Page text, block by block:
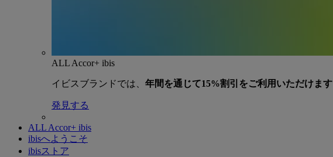
ALL Accor+ ibis
イビスブランドでは、 年間を通じて15%割引をご利用いただけます
発見する
ALL Accor+ ibis
ibisへようこそ
ibisストア